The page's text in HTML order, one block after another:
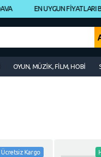
EN UYGUN FİYATLARI
OYUN, MÜZİK, FİLM, HOBİ
Ücretsiz Kargo